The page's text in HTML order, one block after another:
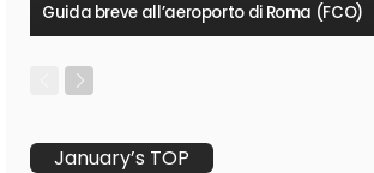
Guida breve all’aeroporto di Roma (FCO)
January’s TOP